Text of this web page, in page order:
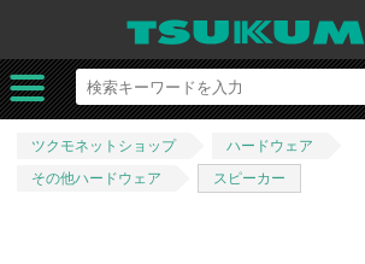
ツクモネットショップ
ハードウェア
その他ハードウェア
スピーカー